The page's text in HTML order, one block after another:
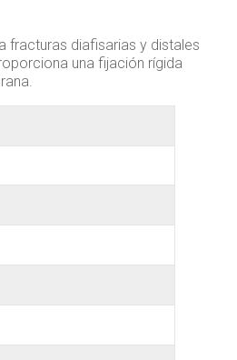
fracturas diafisarias y distales
una fijación rígida